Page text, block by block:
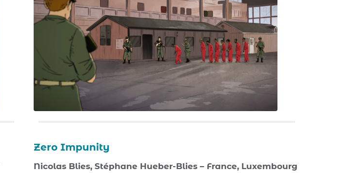
Zero Impunity
Nicolas Blies, Stéphane Hueber-Blies – France, Luxembourg